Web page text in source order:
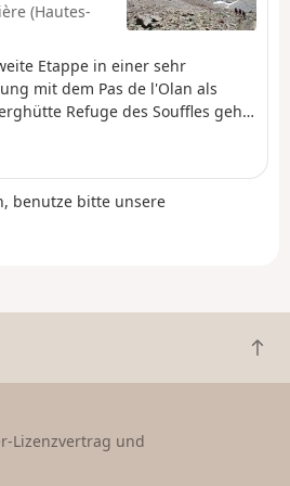
(Hautes-
Etappe in einer sehr
mit dem Pas de l'Olan als
Refuge des Souffles geht
Colombes und schließlich zum
technisch anspruchsvoller Pass).
die Landschaft bewundern,
Refuge de l'Olan
benutze bitte unsere
Z
u
Lizenzvertrag und